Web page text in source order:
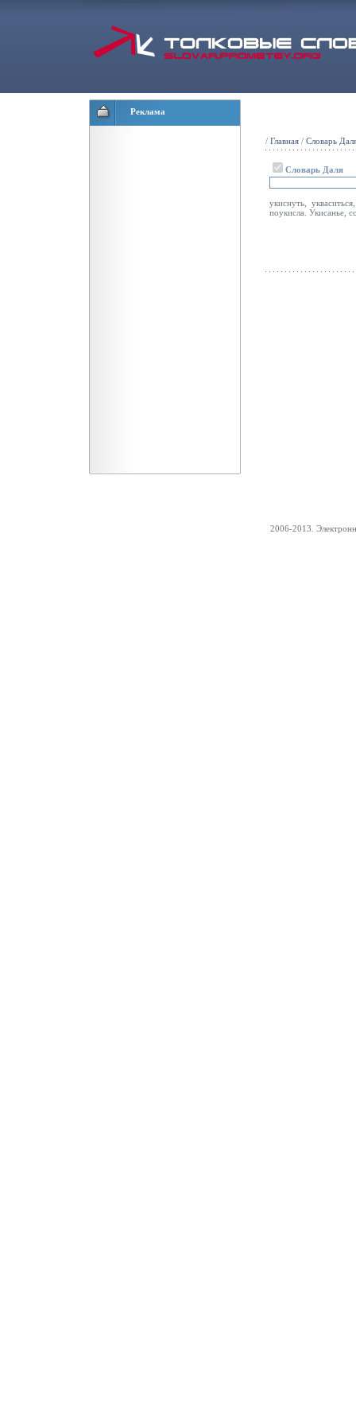
Реклама
/ Главная / Словарь
Словарь Даля
укиснуть,
поукисла. Укисанье,
2006-2013.